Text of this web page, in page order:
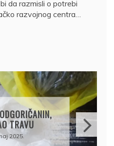
da razmisli o potrebi
razvojnog centra…
RUSIJE
DA JE
TUĐI BMW,